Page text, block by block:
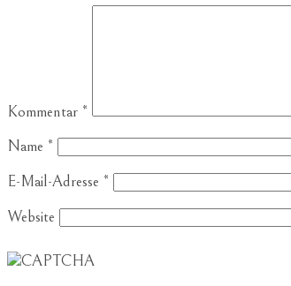
Kommentar *
Name *
E-Mail-Adresse *
Website